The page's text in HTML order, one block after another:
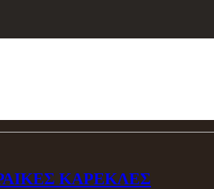
ΚΑΡΕΚΛΕΣ